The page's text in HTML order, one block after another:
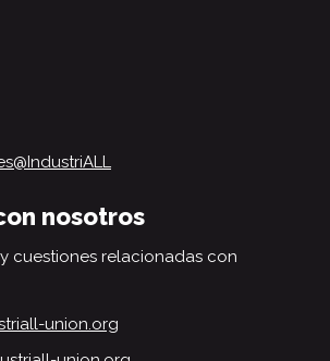
nosotros
cuestiones relacionadas con
union.org